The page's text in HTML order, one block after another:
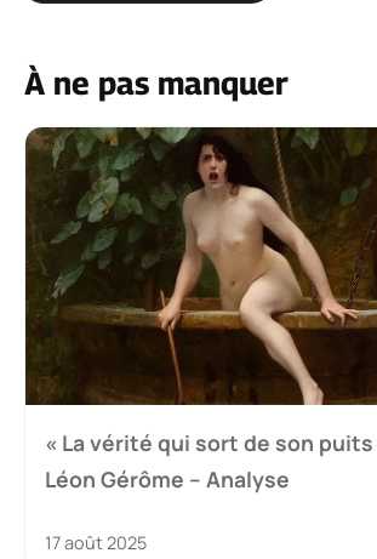
À ne pas manquer
« La vérité qui sort de son puits
Léon Gérôme – Analyse
17 août 2025